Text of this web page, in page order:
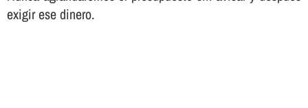
exigir ese dinero.